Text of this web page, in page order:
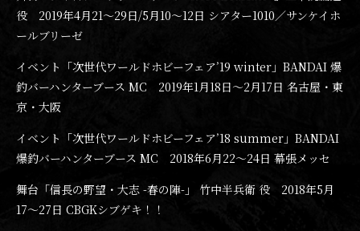
役 2019年4月21〜29日/5月10〜12日 シアター1010／サンケイホ
ールブリーゼ
イベント「次世代ワールドホビーフェア’19 winter」BANDAI 爆
釣バーハンターブース MC 2019年1月18日〜2月17日 名古屋・東
京・大阪
イベント「次世代ワールドホビーフェア’18 summer」BANDAI
爆釣バーハンターブース MC 2018年6月22〜24日 幕張メッセ
舞台「信長の野望・大志 -春の陣-」 竹中半兵衛 役 2018年5月
17〜27日 CBGKシブゲキ！！